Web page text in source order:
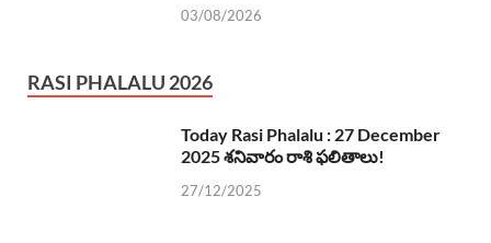
03/08/2026
RASI PHALALU 2026
Today Rasi Phalalu : 27 December
2025 శనివారం రాశి ఫలితాలు!
27/12/2025